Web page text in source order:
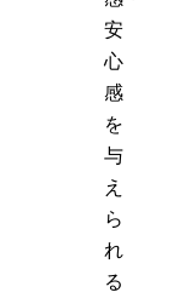
安
心
感
を
与
え
ら
れ
る